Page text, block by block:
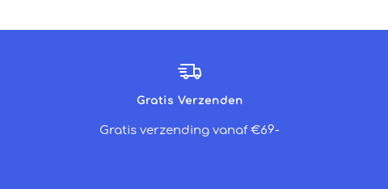
Gratis Verzenden
Gratis verzending vanaf €69-